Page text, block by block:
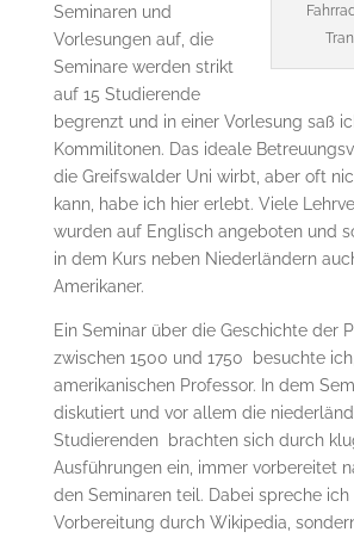
Seminaren und
Vorlesungen auf, die
Seminare werden strikt
auf 15 Studierende
begrenzt und in einer Vorlesung saß
Kommilitonen. Das ideale
die Greifswalder Uni wirbt, aber oft
kann, habe ich hier erlebt. Viele
wurden auf Englisch angeboten und
in dem Kurs neben Niederländern
Amerikaner.
Ein Seminar über die Geschichte der
zwischen 1500 und 1750 besuchte
amerikanischen Professor. In dem
diskutiert und vor allem die
Studierenden brachten sich durch
Ausführungen ein, immer vorbereitet
den Seminaren teil. Dabei spreche ich
Vorbereitung durch Wikipedia,